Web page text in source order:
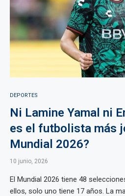
DEPORTES
Ni Lamine Yamal ni
es el futbolista más
Mundial 2026?
10 junio, 2026
El Mundial 2026 tiene 48
ellos, solo uno tiene 17 años. La